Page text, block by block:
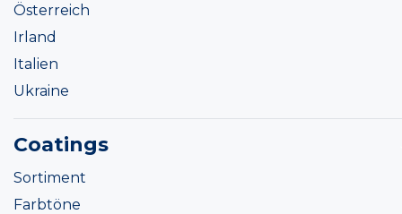
Österreich
Irland
Italien
Ukraine
Coatings
Sortiment
Farbtöne